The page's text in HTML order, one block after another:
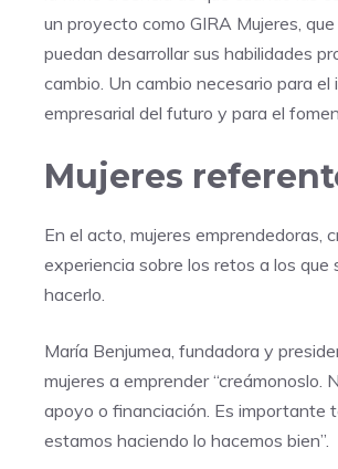
un proyecto como GIRA Mujeres,
puedan desarrollar sus habilidades
cambio. Un cambio necesario para el
empresarial del futuro y para el
Mujeres
En el acto, mujeres
experiencia sobre los retos a los
hacerlo.
María Benjumea, fundadora y
mujeres a emprender
apoyo o financiación. Es importante
estamos haciendo lo hacemos bien”.